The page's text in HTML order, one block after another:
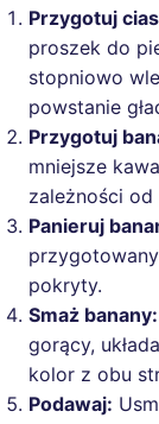
Przygotuj
proszek do
stopniowo
powstanie
Przygotuj
mniejsze
zależności od
Panieruj
pokryty.
Smaż banany:
gorący,
kolor z obu
Podawaj: